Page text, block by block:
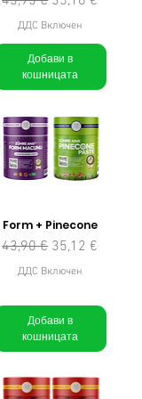
ДДС Включен
Добави в
кошницата
цена
Form + Pinecone
Редовна цена
43,90 € Продажна цена
35,12 €
ДДС Включен
Добави в
кошницата